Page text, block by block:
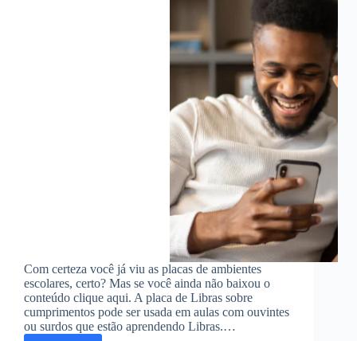
Com certeza você já viu as placas de ambientes
escolares, certo? Mas se você ainda não baixou o
conteúdo clique aqui. A placa de Libras sobre
cumprimentos pode ser usada em aulas com ouvintes
ou surdos que estão aprendendo Libras.…